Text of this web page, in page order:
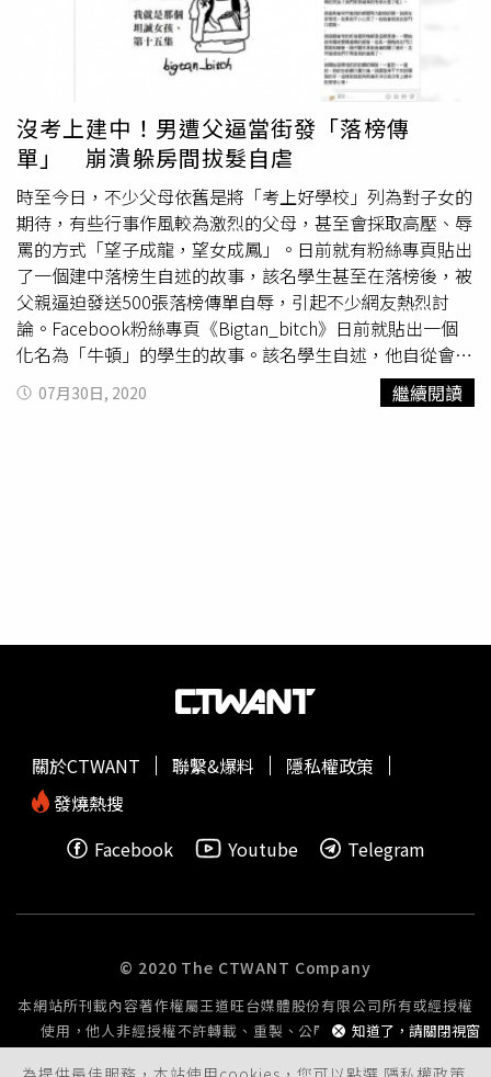
沒考上建中！男遭父逼當街發「落榜傳
單」 崩潰躲房間拔髮自虐
時至今日，不少父母依舊是將「考上好學校」列為對子女的
期待，有些行事作風較為激烈的父母，甚至會採取高壓、辱
罵的方式「望子成龍，望女成鳳」。日前就有粉絲專頁貼出
了一個建中落榜生自述的故事，該名學生甚至在落榜後，被
父親逼迫發送500張落榜傳單自辱，引起不少網友熱烈討
論。Facebook粉絲專頁《Bigtan_bitch》日前就貼出一個
化名為「牛頓」的學生的故事。該名學生自述，他自從會考
考砸了之後，在家人口中的地位，從「一定可以上健中」墮
落成「永遠不能上健中」，母親不再顧他晚餐，丟錢要他自
悟到「優秀的成績可以贏得安逸、贏得愛、肯定、讚賞。」
自己的頭髮，牛頓自述「停不下來拔頭髮
夠用痛來沖淡我沒考上健中的悲慘心情」。但是在他建中落
榜後的某一天，他的父親親自手繪了一張傳單，上面寫著
「賀！許牛頓同學建中落榜」，並且印製了500張，要求他
拿出去發送，並且表示下班後會去補習班幫他跟落榜綁當合
的落榜傳單，將傳單灑落在無人的教室中，甚至親手將傳單
譽榜合照，所以他最後一站來到補習班，當他一把鼻涕、一
意，不少他不熟悉的人，聽聞他的故事紛紛加入安慰他的行
列，甚至連男女助教也都加入。而他在助教的要求下，在補
習班等著父親的到來，結果他看到嬌小的女助教跟他父親吵
到快要打起來，男助教甚至直言他的父親犯法，並且還將剩
餘的傳單當著他父親的面丟入垃圾桶中。最後，在牛頓上了
07月30日, 2020 繼續閱讀
知道了，請關閉視窗
關於CTWANT 聯繫&爆料
隱私權政策
發燒熱搜
Facebook
Youtube Telegram
© 2020 The CTWANT Company
本網站所刊載內容著作權屬王道旺台媒體股份有限公司所有或經授權
使用，他人非經授權不許轉載、重製、公開播送或公開傳輸。